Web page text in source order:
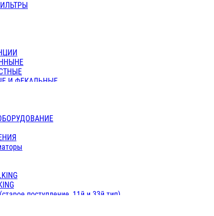
/ СОЕДИНИТЕЛЬНЫЕ
РЕЗЬБОЙ
ДВУХСЛ.
И ФЕКАЛЬНЫЕ
поступление, 11й и 33й тип)